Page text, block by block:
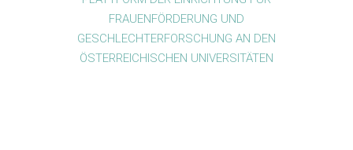
FRAUENFÖRDERUNG UND
GESCHLECHTERFORSCHUNG AN DEN
ÖSTERREICHISCHEN UNIVERSITÄTEN